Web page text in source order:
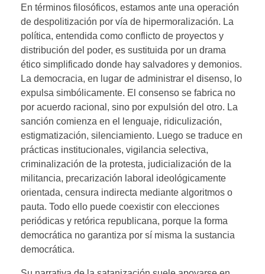
En términos filosóficos, estamos ante una operación
de despolitización por vía de hipermoralización. La
política, entendida como conflicto de proyectos y
distribución del poder, es sustituida por un drama
ético simplificado donde hay salvadores y demonios.
La democracia, en lugar de administrar el disenso, lo
expulsa simbólicamente. El consenso se fabrica no
por acuerdo racional, sino por expulsión del otro. La
sanción comienza en el lenguaje, ridiculización,
estigmatización, silenciamiento. Luego se traduce en
prácticas institucionales, vigilancia selectiva,
criminalización de la protesta, judicialización de la
militancia, precarización laboral ideológicamente
orientada, censura indirecta mediante algoritmos o
pauta. Todo ello puede coexistir con elecciones
periódicas y retórica republicana, porque la forma
democrática no garantiza por sí misma la sustancia
democrática.